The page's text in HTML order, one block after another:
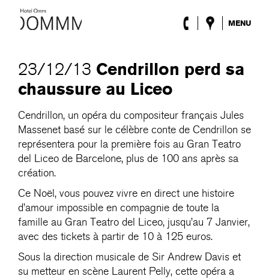
MENU
Roca Barcelona
Spa
Lobby & Club
Évènements
Promotions
Blog
23/12/13 Cendrillon perd sa
chaussure au Liceo
Cendrillon, un opéra du compositeur français Jules
Massenet basé sur le célèbre conte de Cendrillon se
représentera pour la première fois au Gran Teatro
del Liceo de Barcelone, plus de 100 ans après sa
création.
Ce Noël, vous pouvez vivre en direct une histoire
d’amour impossible en compagnie de toute la
famille au Gran Teatro del Liceo, jusqu’au 7 Janvier,
avec des tickets à partir de 10 à 125 euros.
Sous la direction musicale de Sir Andrew Davis et
su metteur en scène Laurent Pelly, cette opéra a